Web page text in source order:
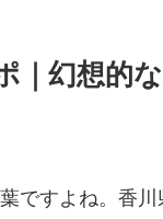
幻想的
ですよね。香